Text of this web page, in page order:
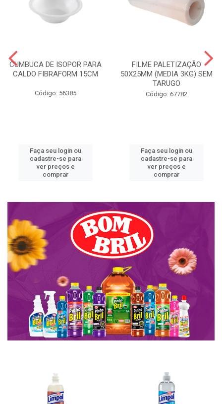
CUMBUCA DE ISOPOR PARA
CALDO FIBRAFORM 15CM
Código: 56385
Faça seu login ou
cadastre-se para
ver preços e
comprar
FILME PALETIZAÇÃO
50X25MM (MEDIA 3KG) SEM
TARUGO
Código: 67782
Faça seu login ou
cadastre-se para
ver preços e
comprar